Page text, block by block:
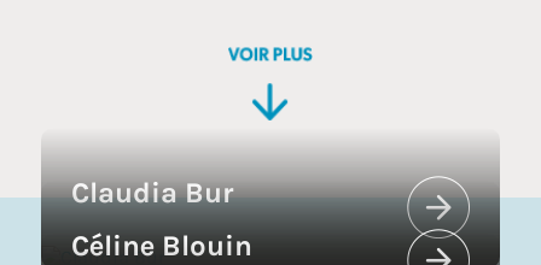
Claudia Bur
Céline Blouin